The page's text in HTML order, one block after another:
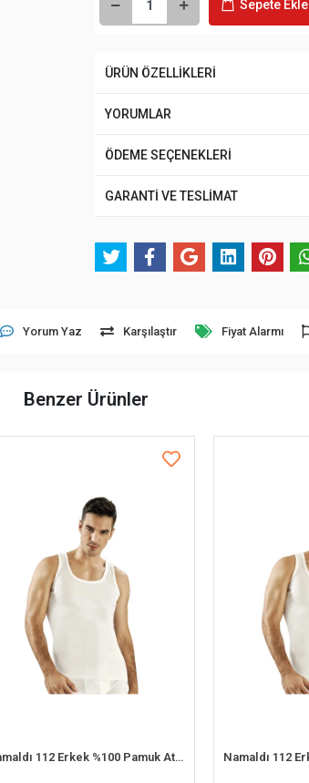
Sepete Ekle
ÜRÜN ÖZELLİKLERİ
YORUMLAR
ÖDEME SEÇENEKLERİ
GARANTİ VE TESLİMAT
Yorum Yaz Karşılaştır Fiyat Alarmı
Benzer Ürünler
Namaldı 112 Erkek %100 Pamuk Atlet 2XL 6'lı Paket